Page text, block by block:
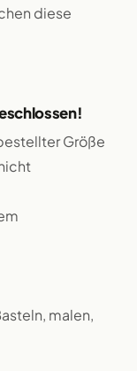
diese
Größe
malen,